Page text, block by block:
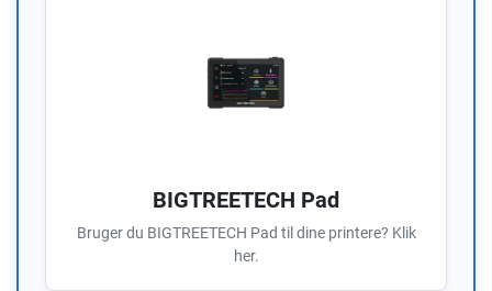
BIGTREETECH Pad
Bruger du BIGTREETECH Pad til dine printere? Klik
her.